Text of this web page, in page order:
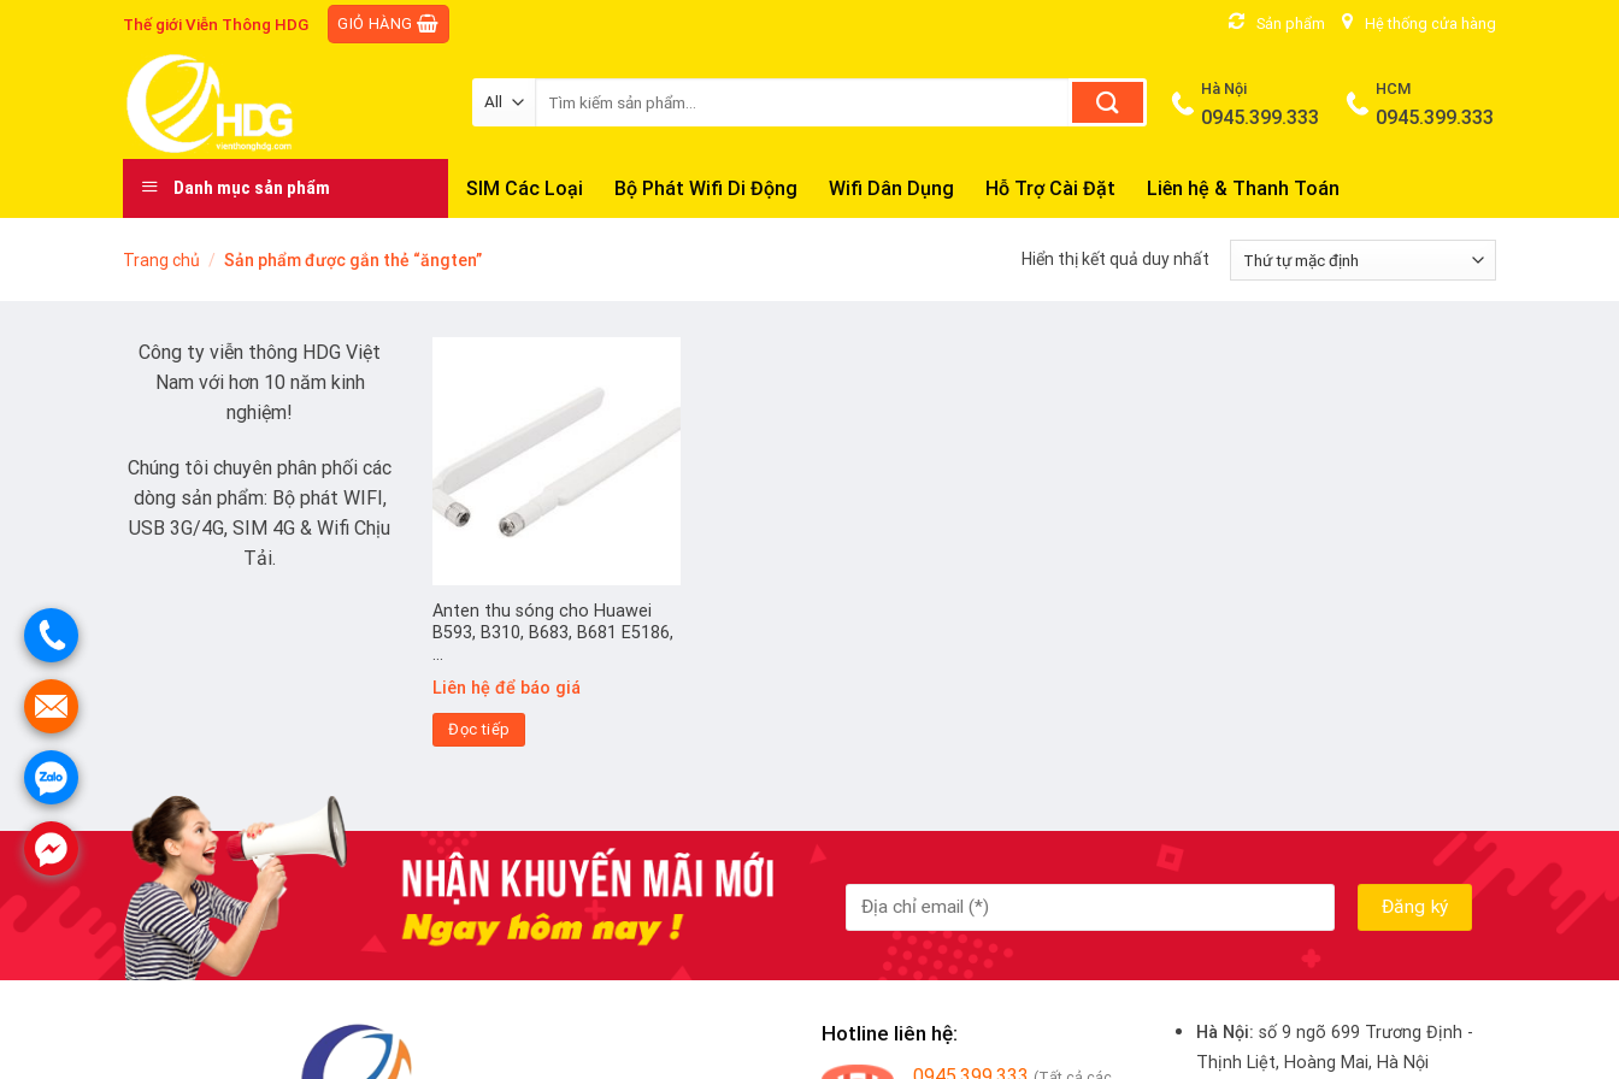
Thế giới Viễn Thông HDG GIỎ HÀNG Sản phẩm Hệ thống cửa hàng
Hà Nội
0945.399.333
HCM
0945.399.333
Danh mục sản phẩm SIM Các Loại Bộ Phát Wifi Di Động Wifi Dân Dụng Hỗ Trợ Cài Đặt Liên hệ & Thanh Toán
Trang chủ / Sản phẩm được gắn thẻ “ăngten” Hiển thị kết quả duy nhất
Công ty viễn thông HDG Việt
Nam với hơn 10 năm kinh
nghiệm!
Chúng tôi chuyên phân phối các
dòng sản phẩm: Bộ phát WIFI,
USB 3G/4G, SIM 4G & Wifi Chịu
Tải.
Anten thu sóng cho Huawei
B593, B310, B683, B681 E5186,
…
Liên hệ để báo giá
Đọc tiếp
Hotline liên hệ: Hà Nội:số 9 ngõ 699 Trương Định -
Thịnh Liệt, Hoàng Mai, Hà Nội